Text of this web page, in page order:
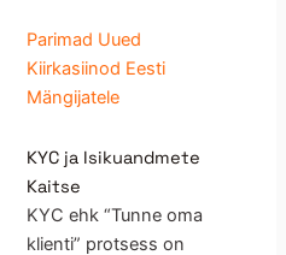
Parimad Uued
Kiirkasiinod Eesti
Mängijatele
KYC ja Isikuandmete
Kaitse
KYC ehk “Tunne oma
klienti” protsess on